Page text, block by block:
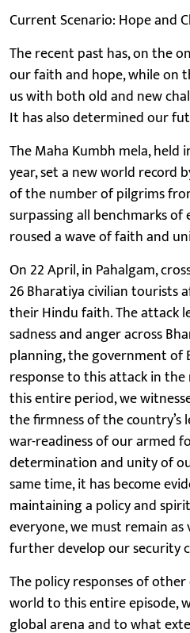
Current Scenario: Hope and
The recent past has, on the
our faith and hope, while on
us with both old and new
It has also determined our
The Maha Kumbh mela, held
year, set a new world record
of the number of pilgrims
surpassing all benchmarks
roused a wave of faith and
On 22 April, in Pahalgam,
26 Bharatiya civilian tourists
their Hindu faith. The attack
sadness and anger across
planning, the government of
response to this attack in
this entire period, we
the firmness of the country’s
war-readiness of our armed
determination and unity of
same time, it has become
maintaining a policy and
everyone, we must remain
further develop our security
The policy responses of
world to this entire episode,
global arena and to what